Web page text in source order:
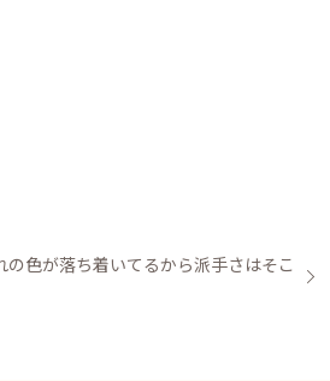
の色が落ち着いてるから派手さはそこ